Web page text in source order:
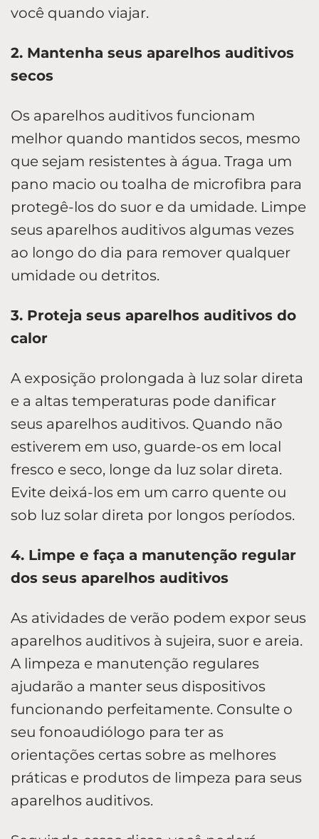
você quando viajar.
2. Mantenha seus aparelhos auditivos
secos
Os aparelhos auditivos funcionam
melhor quando mantidos secos, mesmo
que sejam resistentes à água. Traga um
pano macio ou toalha de microfibra para
protegê-los do suor e da umidade. Limpe
seus aparelhos auditivos algumas vezes
ao longo do dia para remover qualquer
umidade ou detritos.
3. Proteja seus aparelhos auditivos do
calor
A exposição prolongada à luz solar direta
e a altas temperaturas pode danificar
seus aparelhos auditivos. Quando não
estiverem em uso, guarde-os em local
fresco e seco, longe da luz solar direta.
Evite deixá-los em um carro quente ou
sob luz solar direta por longos períodos.
4. Limpe e faça a manutenção regular
dos seus aparelhos auditivos
As atividades de verão podem expor seus
aparelhos auditivos à sujeira, suor e areia.
A limpeza e manutenção regulares
ajudarão a manter seus dispositivos
funcionando perfeitamente. Consulte o
seu fonoaudiólogo para ter as
orientações certas sobre as melhores
práticas e produtos de limpeza para seus
aparelhos auditivos.